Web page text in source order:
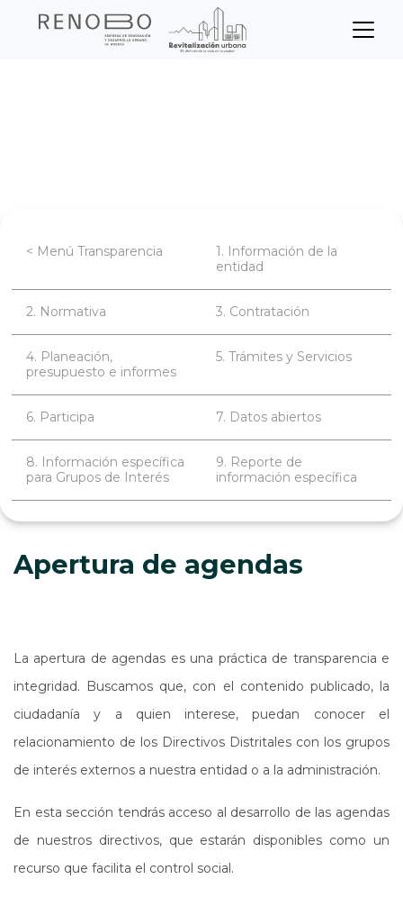
Sitio Web Empresa de
Transparencia
< Menú Transparencia
1. Información de la
entidad
2. Normativa 3. Contratación
4. Planeación,
presupuesto e informes
5. Trámites y Servicios
6. Participa 7. Datos abiertos
8. Información específica
para Grupos de Interés
9. Reporte de
información específica
Apertura de agendas
La apertura de agendas es una práctica de transparencia e
integridad. Buscamos que, con el contenido publicado, la
ciudadanía y a quien interese, puedan conocer el
relacionamiento de los Directivos Distritales con los grupos
de interés externos a nuestra entidad o a la administración.
En esta sección tendrás acceso al desarrollo de las agendas
de nuestros directivos, que estarán disponibles como un
recurso que facilita el control social.